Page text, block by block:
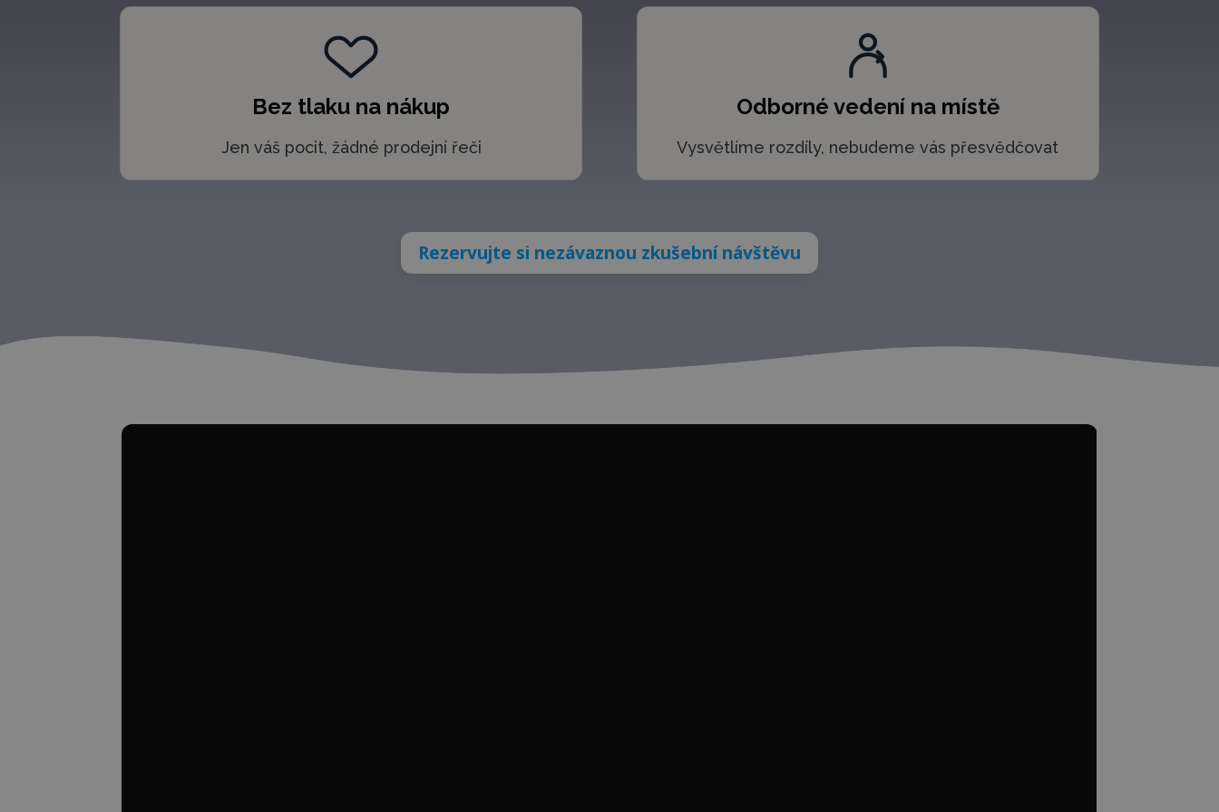
Bez tlaku na nákup
Jen váš pocit, žádné prodejní řeči
Odborné vedení na místě
Vysvětlíme rozdíly, nebudeme vás přesvědčovat
Rezervujte si nezávaznou zkušební návštěvu